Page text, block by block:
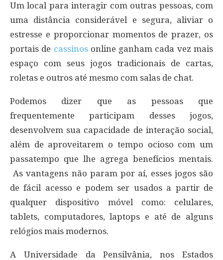
Um local para interagir com outras pessoas, com
uma distância considerável e segura, aliviar o
estresse e proporcionar momentos de prazer, os
portais de cassinosonline ganham cada vez mais
espaço com seus jogos tradicionais de cartas,
roletas e outros até mesmo com salas de chat.
Podemos dizer que as pessoas que
frequentemente participam desses jogos,
desenvolvem sua capacidade de interação social,
além de aproveitarem o tempo ocioso com um
passatempo que lhe agrega benefícios mentais.
As vantagens não param por aí, esses jogos são
de fácil acesso e podem ser usados a partir de
qualquer dispositivo móvel como: celulares,
tablets, computadores, laptops e até de alguns
relógios mais modernos.
A Universidade da Pensilvânia, nos Estados